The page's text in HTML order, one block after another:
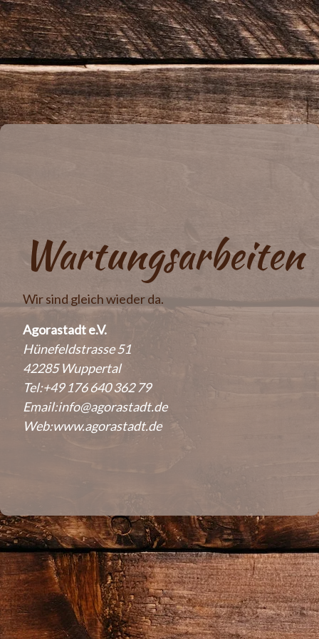
Wartungsarbeiten
Wir sind gleich wieder da.
Agorastadt e.V.
Hünefeldstrasse 51
42285 Wuppertal
Tel:+49 176 640 362 79
Email:info@agorastadt.de
Web:www.agorastadt.de